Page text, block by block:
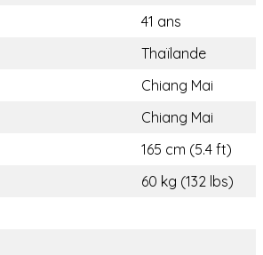
41 ans
Thaïlande
Chiang Mai
Chiang Mai
165 cm (5.4 ft)
60 kg (132 lbs)